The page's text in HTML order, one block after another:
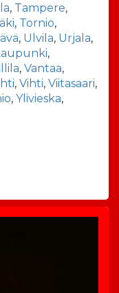
, Tampere,
, Tornio,
, Ulvila, Urjala,
,
, Vantaa,
, Vihti, Viitasaari,
, Ylivieska,